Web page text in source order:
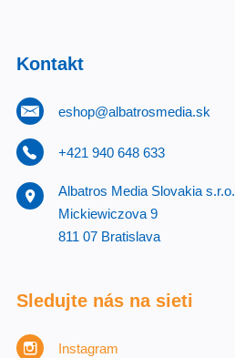
Kontakt
eshop@albatrosmedia.sk
+421 940 648 633
Albatros Media Slovakia s.r.o.
Mickiewiczova 9
811 07 Bratislava
Sledujte nás na sieti
Instagram